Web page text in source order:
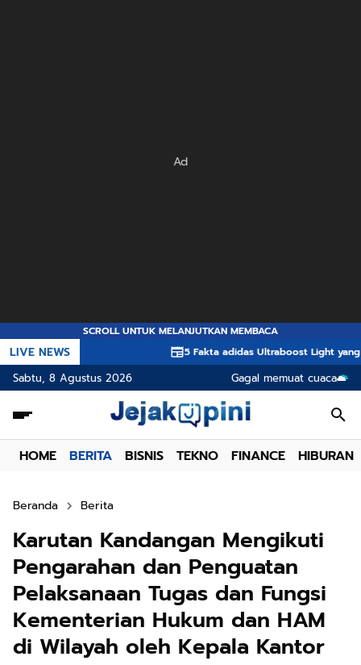
Ad
SCROLL UNTUK MELANJUTKAN MEMBACA
LIVE NEWS 5 Fakta adidas Ultraboost Light yang
Sabtu, 8 Agustus 2026 Gagal memuat cuaca
HOME BERITA BISNIS TEKNO FINANCE HIBURAN
Beranda Berita
Karutan Kandangan Mengikuti
Pengarahan dan Penguatan
Pelaksanaan Tugas dan Fungsi
Kementerian Hukum dan HAM
di Wilayah oleh Kepala Kantor